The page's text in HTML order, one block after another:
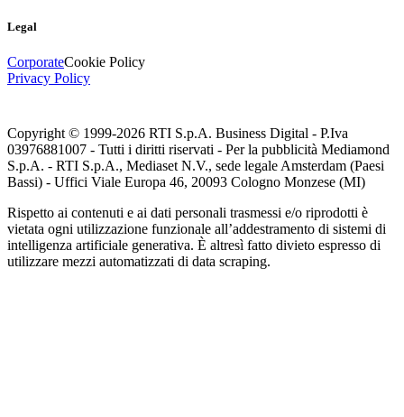
Legal
CorporateCookie Policy
Privacy Policy
Copyright © 1999-2026 RTI S.p.A. Business Digital - P.Iva
03976881007 - Tutti i diritti riservati - Per la pubblicità Mediamond
S.p.A. - RTI S.p.A., Mediaset N.V., sede legale Amsterdam (Paesi
Bassi) - Uffici Viale Europa 46, 20093 Cologno Monzese (MI)
Rispetto ai contenuti e ai dati personali trasmessi e/o riprodotti è
vietata ogni utilizzazione funzionale all’addestramento di sistemi di
intelligenza artificiale generativa. È altresì fatto divieto espresso di
utilizzare mezzi automatizzati di data scraping.